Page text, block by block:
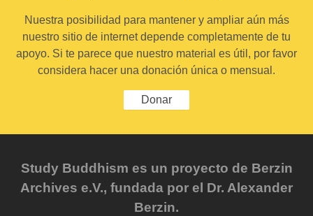
Nuestra posibilidad para mantener y ampliar aún más
nuestro sitio de internet depende completamente de tu
apoyo. Si te parece que nuestro material es útil, por favor
considera hacer una donación única o mensual.
Donar
Study Buddhism es un proyecto de Berzin
Archives e.V., fundada por el Dr. Alexander
Berzin.